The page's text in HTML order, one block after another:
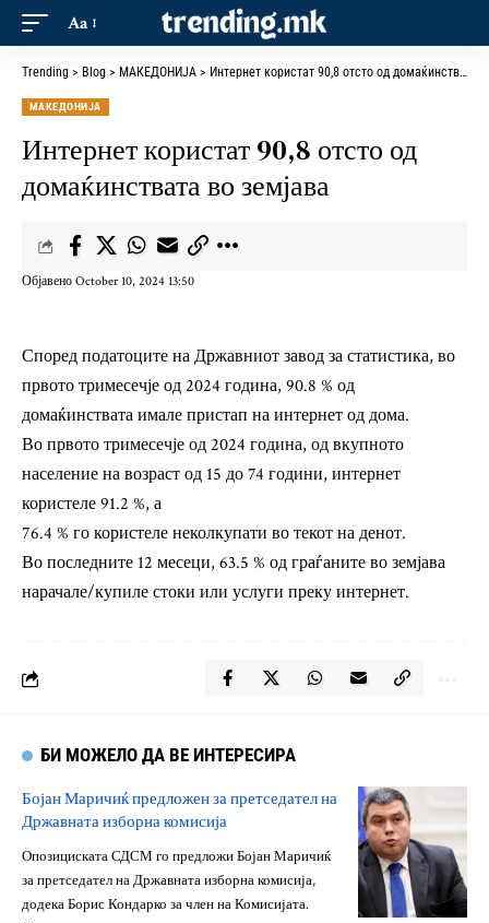
Aa
Trending > Blog > МАКЕДОНИЈА > Интернет користат 90,8 отсто од домаќинствата во земјава
МАКЕДОНИЈА
Интернет користат 90,8 отсто од
домаќинствата во земјава
Објавено October 10, 2024 13:50
Според податоците на Државниот завод за статистика, во
првото тримесечје од 2024 година, 90.8 % од
домаќинствата имале пристап на интернет од дома.
Во првото тримесечје од 2024 година, од вкупното
население на возраст од 15 до 74 години, интернет
користеле 91.2 %, а
76.4 % го користеле неколкупати во текот на денот.
Во последните 12 месеци, 63.5 % од граѓаните во земјава
нарачале/купиле стоки или услуги преку интернет.
БИ МОЖЕЛО ДА ВЕ ИНТЕРЕСИРА
Бојан Маричиќ предложен за претседател на
Државната изборна комисија
Опозициската СДСМ го предложи Бојан Маричиќ
за претседател на Државната изборна комисија,
додека Борис Кондарко за член на Комисијата.